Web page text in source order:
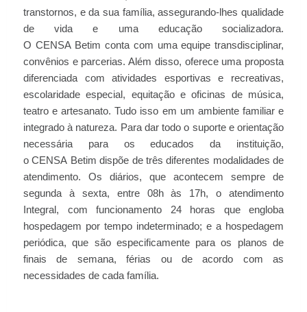
transtornos, e da sua família, assegurando-lhes qualidade
de vida e uma educação socializadora.
O CENSA Betim conta com uma equipe transdisciplinar,
convênios e parcerias. Além disso, oferece uma proposta
diferenciada com atividades esportivas e recreativas,
escolaridade especial, equitação e oficinas de música,
teatro e artesanato. Tudo isso em um ambiente familiar e
integrado à natureza. Para dar todo o suporte e orientação
necessária para os educados da instituição,
o CENSA Betim dispõe de três diferentes modalidades de
atendimento. Os diários, que acontecem sempre de
segunda à sexta, entre 08h às 17h, o atendimento
Integral, com funcionamento 24 horas que engloba
hospedagem por tempo indeterminado; e a hospedagem
periódica, que são especificamente para os planos de
finais de semana, férias ou de acordo com as
necessidades de cada família.